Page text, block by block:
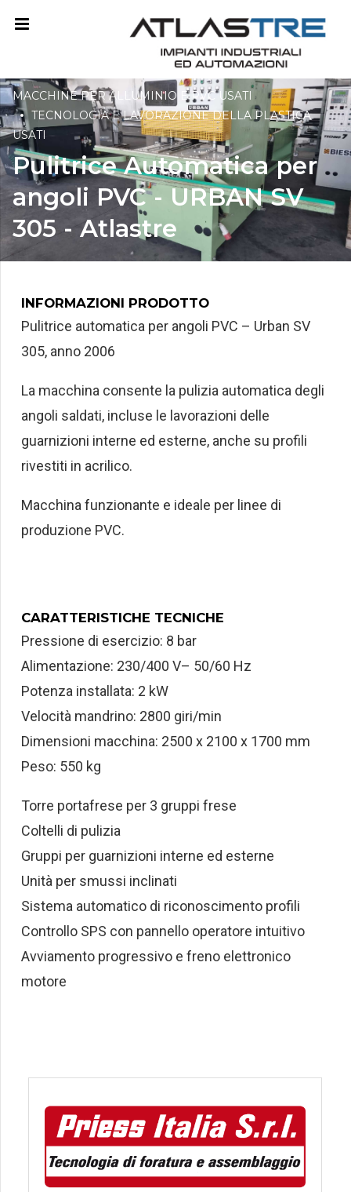
MACCHINE PER ALLUMINIO E PVC USATI
TECNOLOGIA E LAVORAZIONE DELLA PLASTICA
USATI
Pulitrice Automatica per
angoli PVC - URBAN SV
305 - Atlastre
INFORMAZIONI PRODOTTO
Pulitrice automatica per angoli PVC – Urban SV
305, anno 2006
La macchina consente la pulizia automatica degli
angoli saldati, incluse le lavorazioni delle
guarnizioni interne ed esterne, anche su profili
rivestiti in acrilico.
Macchina funzionante e ideale per linee di
produzione PVC.
CARATTERISTICHE TECNICHE
Pressione di esercizio: 8 bar
Alimentazione: 230/400 V– 50/60 Hz
Potenza installata: 2 kW
Velocità mandrino: 2800 giri/min
Dimensioni macchina: 2500 x 2100 x 1700 mm
Peso: 550 kg
Torre portafrese per 3 gruppi frese
Coltelli di pulizia
Gruppi per guarnizioni interne ed esterne
Unità per smussi inclinati
Sistema automatico di riconoscimento profili
Controllo SPS con pannello operatore intuitivo
Avviamento progressivo e freno elettronico
motore